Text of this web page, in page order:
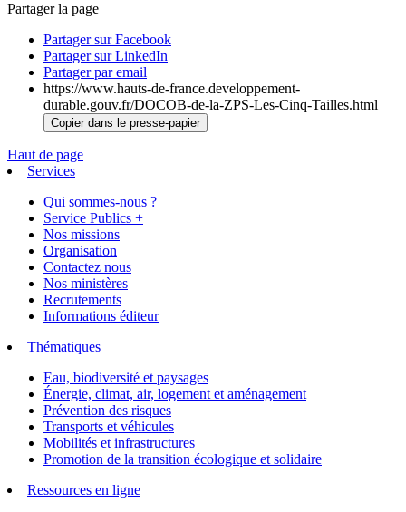
Partager la page
Partager sur Facebook
Partager sur LinkedIn
Partager par email
https://www.hauts-de-france.developpement-
durable.gouv.fr/DOCOB-de-la-ZPS-Les-Cinq-Tailles.html
Copier dans le presse-papier
Haut de page
Services
Qui sommes-nous ?
Service Publics +
Nos missions
Organisation
Contactez nous
Nos ministères
Recrutements
Informations éditeur
Thématiques
Eau, biodiversité et paysages
Énergie, climat, air, logement et aménagement
Prévention des risques
Transports et véhicules
Mobilités et infrastructures
Promotion de la transition écologique et solidaire
Ressources en ligne